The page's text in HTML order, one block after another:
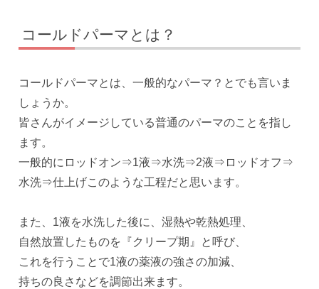
コールドパーマとは？
コールドパーマとは、一般的なパーマ？とでも言いま
しょうか。
皆さんがイメージしている普通のパーマのことを指し
ます。
一般的にロッドオン⇒1液⇒水洗⇒2液⇒ロッドオフ⇒
水洗⇒仕上げこのような工程だと思います。
また、1液を水洗した後に、湿熱や乾熱処理、
自然放置したものを『クリープ期』と呼び、
これを行うことで1液の薬液の強さの加減、
持ちの良さなどを調節出来ます。